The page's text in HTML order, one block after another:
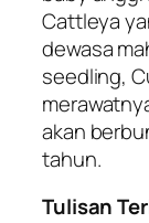
Cattleya
dewasa
seedling,
akan
tahun.
Tulisan